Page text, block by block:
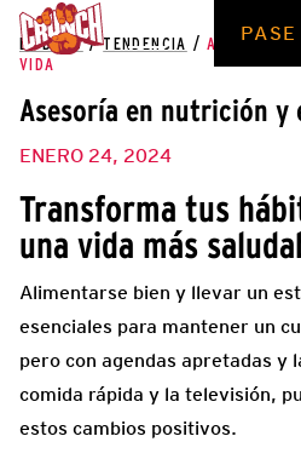
EL BLOG / TENDENCIA / ASESORÍA
VIDA
Asesoría en nutrición y
ENERO 24, 2024
Transforma tus
una vida más
Alimentarse bien y llevar un
esenciales para mantener un
pero con agendas apretadas y
comida rápida y la televisión,
estos cambios positivos.